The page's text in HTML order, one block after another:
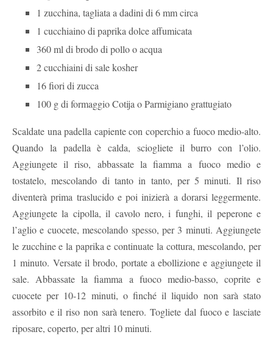
1 zucchina, tagliata a dadini di 6 mm circa
1 cucchiaino di paprika dolce affumicata
360 ml di brodo di pollo o acqua
2 cucchiaini di sale kosher
16 fiori di zucca
100 g di formaggio Cotija o Parmigiano grattugiato
Scaldate una padella capiente con coperchio a fuoco medio-alto.
Quando la padella è calda, sciogliete il burro con l’olio.
Aggiungete il riso, abbassate la fiamma a fuoco medio e
tostatelo, mescolando di tanto in tanto, per 5 minuti. Il riso
diventerà prima traslucido e poi inizierà a dorarsi leggermente.
Aggiungete la cipolla, il cavolo nero, i funghi, il peperone e
l’aglio e cuocete, mescolando spesso, per 3 minuti. Aggiungete
le zucchine e la paprika e continuate la cottura, mescolando, per
1 minuto. Versate il brodo, portate a ebollizione e aggiungete il
sale. Abbassate la fiamma a fuoco medio-basso, coprite e
cuocete per 10-12 minuti, o finché il liquido non sarà stato
assorbito e il riso non sarà tenero. Togliete dal fuoco e lasciate
riposare, coperto, per altri 10 minuti.